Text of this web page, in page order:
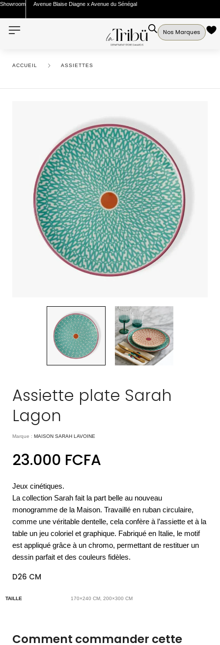
Showroom Avenue Blaise Diagne x Avenue du Sénégal
Nos Marques
ACCUEIL ASSIETTES
Assiette plate Sarah
Lagon
Marque : MAISON SARAH LAVOINE
23.000 FCFA
Jeux cinétiques.
La collection Sarah fait la part belle au nouveau
monogramme de la Maison. Travaillé en ruban circulaire,
comme une véritable dentelle, cela confère à l’assiette et à la
table un jeu coloriel et graphique. Fabriqué en Italie, le motif
est appliqué grâce à un chromo, permettant de restituer un
dessin parfait et des couleurs fidèles.
D26 CM
TAILLE 170×240 CM, 200×300 CM
Comment commander cette